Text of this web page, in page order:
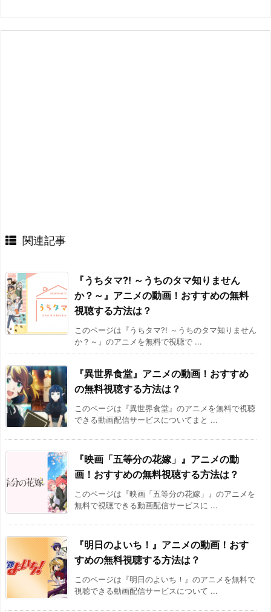
関連記事
『うちタマ?! ～うちのタマ知りません
か？～』アニメの動画！おすすめの無料
視聴する方法は？
このページは『うちタマ?! ～うちのタマ知りません
か？～』のアニメを無料で視聴で ...
『異世界食堂』アニメの動画！おすすめ
の無料視聴する方法は？
このページは『異世界食堂』のアニメを無料で視聴
できる動画配信サービスについてまと ...
『映画「五等分の花嫁」』アニメの動
画！おすすめの無料視聴する方法は？
このページは『映画「五等分の花嫁」』のアニメを
無料で視聴できる動画配信サービスに ...
『明日のよいち！』アニメの動画！おす
すめの無料視聴する方法は？
このページは『明日のよいち！』のアニメを無料で
視聴できる動画配信サービスについて ...